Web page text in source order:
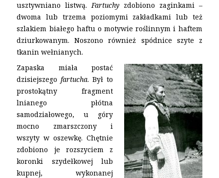
usztywniano listwą.Fartuchy zdobiono zaginkami –
dwoma lub trzema poziomymi zakładkami lub też
szlakiem białego haftu o motywie roślinnym i haftem
dziurkowanym. Noszono również spódnice szyte z
tkanin wełnianych.
Zapaska miała postać
dzisiejszegofartucha. Był to
prostokątny fragment
lnianego płótna
samodziałowego, u góry
mocno zmarszczony i
wszyty w oszewkę. Chętnie
zdobiono je rozszyciem z
koronki szydełkowej lub
kupnej, wykonanej